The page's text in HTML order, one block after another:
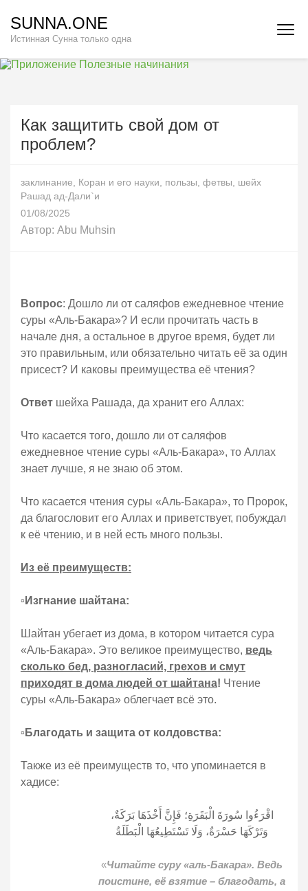
содержимому
(нажмите
Enter)
SUNNA.ONE
Истинная Сунна только одна
Как защитить свой дом от
проблем?
заклинание Коран и его науки пользы фетвы
шейх
Рашад ад-Дали`и
01/08/2025
Автор: Abu Muhsin
Вопрос: Дошло ли от саляфов ежедневное чтение
суры «Аль-Бакара»? И если прочитать часть в
начале дня, а остальное в другое время, будет ли
это правильным, или обязательно читать её за один
присест? И каковы преимущества её чтения?
Ответ шейха Рашада, да хранит его Аллах:
Что касается того, дошло ли от саляфов
ежедневное чтение суры «Аль-Бакара», то Аллах
знает лучше, я не знаю об этом.
Что касается чтения суры «Аль-Бакара», то Пророк,
да благословит его Аллах и приветствует, побуждал
к её чтению, и в ней есть много пользы.
Из её преимуществ:
▫️ Изгнание шайтана:
Шайтан убегает из дома, в котором читается сура
«Аль-Бакара». Это великое преимущество, ведь
сколько бед, разногласий, грехов и смут
приходят в дома людей от шайтана! Чтение
суры «Аль-Бакара» облегчает всё это.
▫️ Благодать и защита от колдовства:
Также из её преимуществ то, что упоминается в
хадисе:
اقْرَءُوا سُورَةَ الْبَقَرَةِ؛ فَإِنَّ أَخْذَهَا بَرَكَةٌ،
وَتَرْكَهَا حَسْرَةٌ، وَلَا تَسْتَطِيعُهَا الْبَطَلَةُ
«Читайте суру «аль-Бакара». Ведь
поистине, её взятие – благодать, а